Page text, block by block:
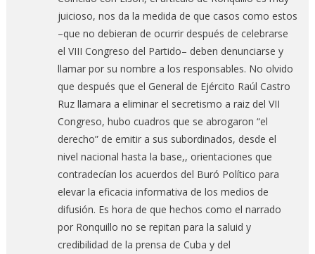
juicioso, nos da la medida de que casos como estos
–que no debieran de ocurrir después de celebrarse
el VIII Congreso del Partido– deben denunciarse y
llamar por su nombre a los responsables. No olvido
que después que el General de Ejército Raúl Castro
Ruz llamara a eliminar el secretismo a raiz del VII
Congreso, hubo cuadros que se abrogaron “el
derecho” de emitir a sus subordinados, desde el
nivel nacional hasta la base,, orientaciones que
contradecían los acuerdos del Buró Político para
elevar la eficacia informativa de los medios de
difusión. Es hora de que hechos como el narrado
por Ronquillo no se repitan para la saluid y
credibilidad de la prensa de Cuba y del